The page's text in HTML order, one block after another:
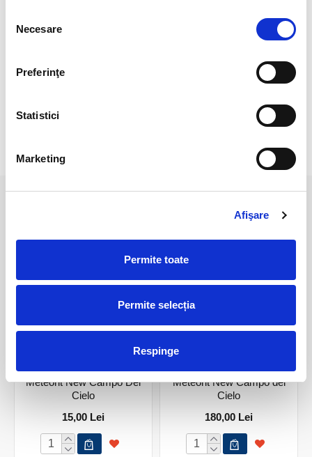
consimțământului
Necesare
Preferinţe
Statistici
Marketing
Afişare
Permite toate
Permite selecția
Respinge
Cristal Unicat. Veti primi exact produsul din imagine.
Culoare poate diferi usor, in functie de rezolutia
PRODUSE ASEMANATOARE
Meteorit New Campo Del
Cielo
15,00 Lei
Meteorit New Campo del
Cielo
180,00 Lei